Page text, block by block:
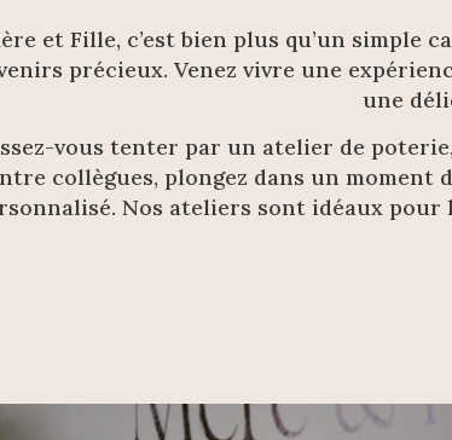
et Fille, c’est bien plus qu’un simple
précieux. Venez vivre une
une
vous tenter par un atelier de
collègues, plongez dans un
Nos ateliers sont idéaux pour